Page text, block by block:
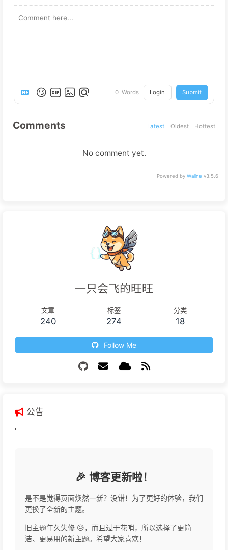
0 Words Login Submit
Comments Latest Oldest Hottest
No comment yet.
Powered by Waline v3.5.6
一只会飞的旺旺
文章
240
标签
274
分类
18
Follow Me
公告
'
🎉 博客更新啦！
是不是觉得页面焕然一新？没错！为了更好的体验，我们
更换了全新的主题。
旧主题年久失修 😥，而且过于花哨，所以选择了更简
洁、更易用的新主题。希望大家喜欢！